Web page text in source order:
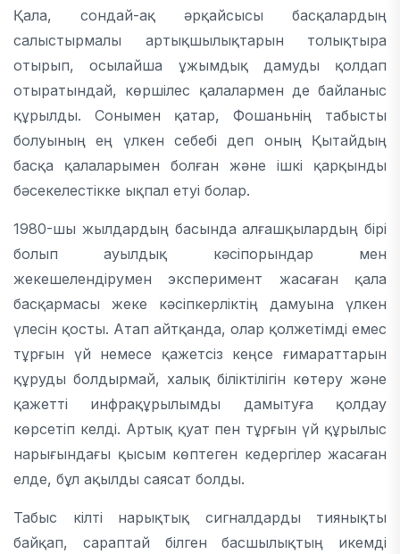
Қала, сондай-ақ әрқайсысы басқалардың
салыстырмалы артықшылықтарын толықтыра
отырып, осылайша ұжымдық дамуды қолдап
отыратындай, көршілес қалалармен де байланыс
құрылды. Сонымен қатар, Фошаньнің табысты
болуының ең үлкен себебі деп оның Қытайдың
басқа қалаларымен болған және ішкі қарқынды
бәсекелестікке ықпал етуі болар.
1980-шы жылдардың басында алғашқылардың бірі
болып ауылдық кәсіпорындар мен
жекешелендірумен эксперимент жасаған қала
басқармасы жеке кәсіпкерліктің дамуына үлкен
үлесін қосты. Атап айтқанда, олар қолжетімді емес
тұрғын үй немесе қажетсіз кеңсе ғимараттарын
құруды болдырмай, халық біліктілігін көтеру және
қажетті инфрақұрылымды дамытуға қолдау
көрсетіп келді. Артық қуат пен тұрғын үй құрылыс
нарығындағы қысым көптеген кедергілер жасаған
елде, бұл ақылды саясат болды.
Табыс кілті нарықтық сигналдарды тиянықты
байқап, сараптай білген басшылықтың икемді